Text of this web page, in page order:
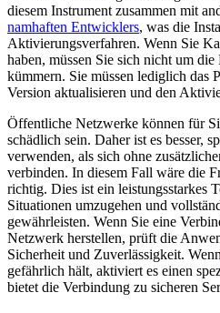
diesem Instrument zusammen mit
namhaften Entwicklers, was die
Aktivierungsverfahren. Wenn Sie
haben, müssen Sie sich nicht um
kümmern. Sie müssen lediglich das
Version aktualisieren und den
Öffentliche Netzwerke können für
schädlich sein. Daher ist es besser,
verwenden, als sich ohne
verbinden. In diesem Fall wäre die
richtig. Dies ist ein leistungsstarkes
Situationen umzugehen und
gewährleisten. Wenn Sie eine
Netzwerk herstellen, prüft die
Sicherheit und Zuverlässigkeit. Wenn
gefährlich hält, aktiviert es einen
bietet die Verbindung zu sicheren